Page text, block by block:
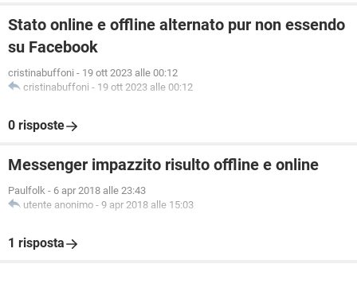
Stato online e offline alternato pur non essendo
su Facebook
cristinabuffoni - 19 ott 2023 alle 00:12
cristinabuffoni - 19 ott 2023 alle 00:12
0 risposte
Messenger impazzito risulto offline e online
Paulfolk - 6 apr 2018 alle 23:43
utente anonimo - 9 apr 2018 alle 15:03
1 risposta